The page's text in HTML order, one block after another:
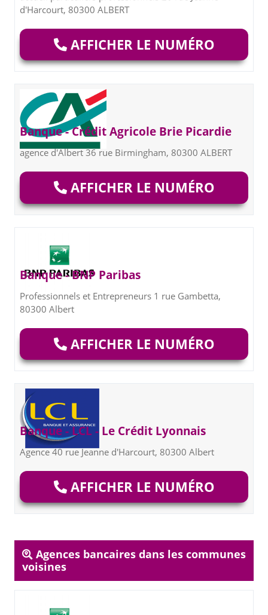
d'Harcourt, 80300 ALBERT
AFFICHER LE NUMÉRO
Banque - Crédit Agricole Brie Picardie
agence d'Albert 36 rue Birmingham, 80300 ALBERT
AFFICHER LE NUMÉRO
Banque - BNP Paribas
Professionnels et Entrepreneurs 1 rue Gambetta,
80300 Albert
AFFICHER LE NUMÉRO
Banque - LCL - Le Crédit Lyonnais
Agence 40 rue Jeanne d'Harcourt, 80300 Albert
AFFICHER LE NUMÉRO
Agences bancaires dans les communes
voisines